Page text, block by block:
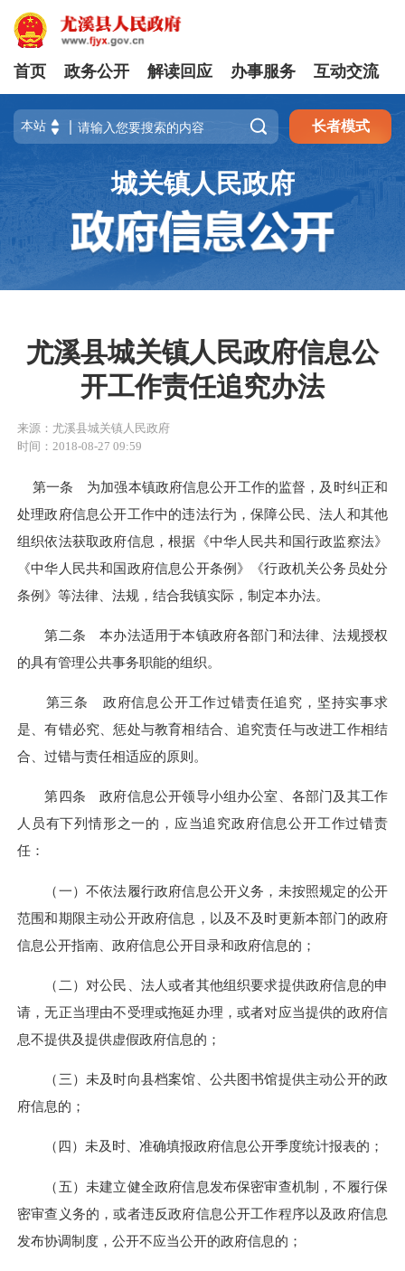
首页 政务公开 解读回应 办事服务 互动交流
 长者模式
城关镇人民政府
尤溪县城关镇人民政府信息公
开工作责任追究办法
来源：尤溪县城关镇人民政府
时间：2018-08-27 09:59
第一条 为加强本镇政府信息公开工作的监督，及时纠正和
处理政府信息公开工作中的违法行为，保障公民、法人和其他
组织依法获取政府信息，根据《中华人民共和国行政监察法》
《中华人民共和国政府信息公开条例》《行政机关公务员处分
条例》等法律、法规，结合我镇实际，制定本办法。
第二条 本办法适用于本镇政府各部门和法律、法规授权
的具有管理公共事务职能的组织。
第三条 政府信息公开工作过错责任追究，坚持实事求
是、有错必究、惩处与教育相结合、追究责任与改进工作相结
合、过错与责任相适应的原则。
第四条 政府信息公开领导小组办公室、各部门及其工作
人员有下列情形之一的，应当追究政府信息公开工作过错责
任：
（一）不依法履行政府信息公开义务，未按照规定的公开
范围和期限主动公开政府信息，以及不及时更新本部门的政府
信息公开指南、政府信息公开目录和政府信息的；
（二）对公民、法人或者其他组织要求提供政府信息的申
请，无正当理由不受理或拖延办理，或者对应当提供的政府信
息不提供及提供虚假政府信息的；
（三）未及时向县档案馆、公共图书馆提供主动公开的政
府信息的；
（四）未及时、准确填报政府信息公开季度统计报表的；
（五）未建立健全政府信息发布保密审查机制，不履行保
密审查义务的，或者违反政府信息公开工作程序以及政府信息
发布协调制度，公开不应当公开的政府信息的；